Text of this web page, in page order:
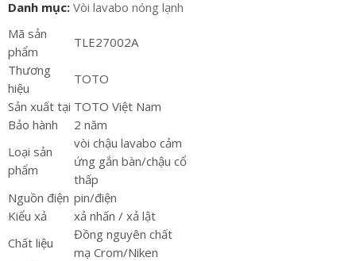
Danh mục: Vòi lavabo nóng lạnh
Mã sản
phẩm
TLE27002A
Thương
hiệu
TOTO
Sản xuất tại TOTO Việt Nam
Bảo hành
2 năm
Loại sản
phẩm
vòi chậu lavabo cảm
ứng gắn bàn/chậu cổ
thấp
Nguồn điện pin/điện
Kiểu xả
xả nhấn / xả lật
Chất liệu
Đồng nguyên chất
mạ Crom/Niken